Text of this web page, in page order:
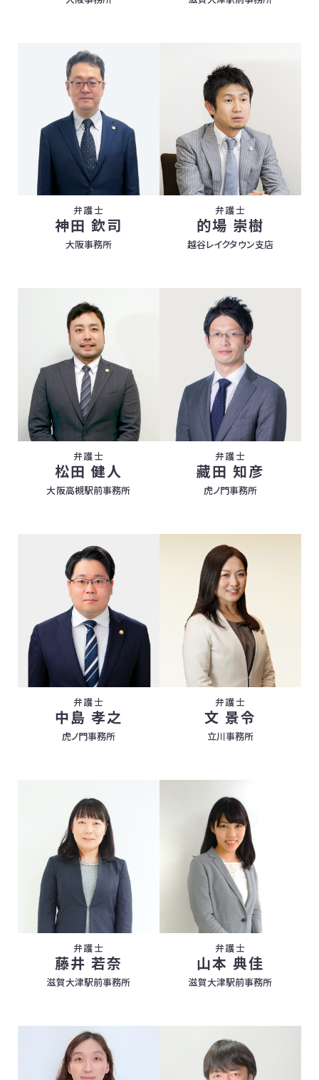
弁護士
神田 欽司
大阪事務所
弁護士
的場 崇樹
越谷レイクタウン支店
弁護士
松田 健人
大阪高槻駅前事務所
弁護士
藏田 知彦
虎ノ門事務所
弁護士
中島 孝之
虎ノ門事務所
弁護士
文 景令
立川事務所
弁護士
藤井 若奈
滋賀大津駅前事務所
弁護士
山本 典佳
滋賀大津駅前事務所